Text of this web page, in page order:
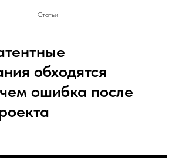
Статьи
обходятся
ошибка после